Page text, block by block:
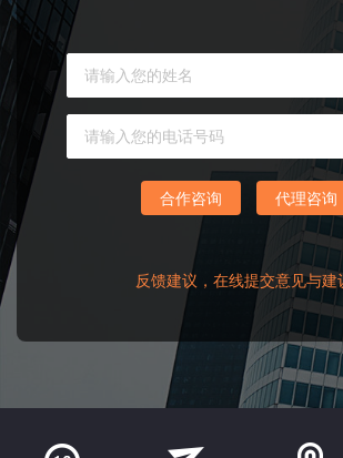
合作咨询 代理咨询
反馈建议，在线提交意见与建